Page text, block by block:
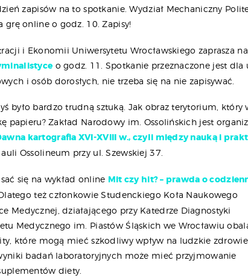
zapisów na to spotkanie. Wydział Mechaniczny
grę online o godz. 10. Zapisy!
i Ekonomii Uniwersytetu Wrocławskiego zaprasza
o godz. 11. Spotkanie przeznaczone jest dla
i osób dorosłych, nie trzeba się na nie zapisywać.
było bardzo trudną sztuką. Jak obraz terytorium, który
papieru? Zakład Narodowy im. Ossolińskich jest
kartografia XVI-XVIII w., czyli między nauką i
Ossolineum przy ul. Szewskiej 37.
się na wykład online Mit czy hit? – prawda o
Dlatego też członkowie Studenckiego Koła Naukowego
Medycznej, działającego przy Katedrze Diagnostyki
Medycznego im. Piastów Śląskich we Wrocławiu
które mogą mieć szkodliwy wpływ na ludzkie
badań laboratoryjnych może mieć przyjmowanie
diety.